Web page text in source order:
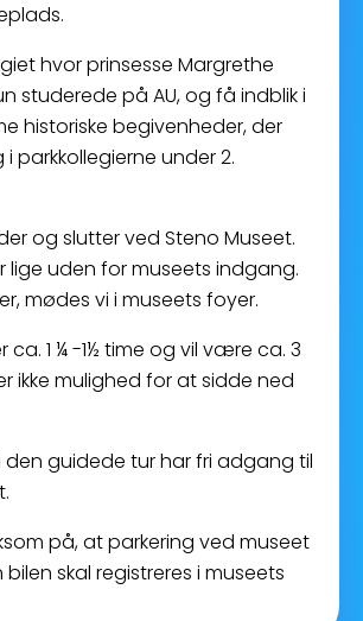
hvor prinsesse Margrethe
studerede på AU, og få indblik i
historiske begivenheder, der
parkkollegierne under 2.
og slutter ved Steno Museet.
lige uden for museets indgang.
mødes vi i museets foyer.
ca. 1 ¼ -1½ time og vil være ca. 3
ikke mulighed for at sidde ned
guidede tur har fri adgang til
på, at parkering ved museet
bilen skal registreres i museets